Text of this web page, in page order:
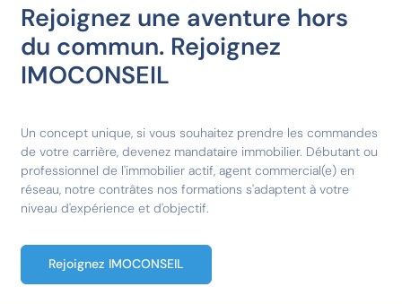
Rejoignez une aventure hors
du commun. Rejoignez
IMOCONSEIL
Un concept unique, si vous souhaitez prendre les commandes
de votre carrière, devenez mandataire immobilier. Débutant ou
professionnel de l'immobilier actif, agent commercial(e) en
réseau, notre contrâtes nos formations s'adaptent à votre
niveau d'expérience et d'objectif.
Rejoignez IMOCONSEIL